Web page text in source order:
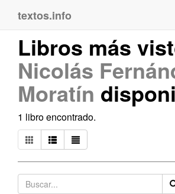
textos.info
Libros más
Nicolás
Moratín
1 libro encontrado.